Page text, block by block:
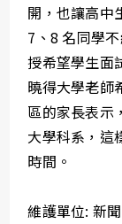
開，也讓高中
7、8 名同學
授希望學生面
曉得大學老師
區的家長表示
大學科系，這
時間。
維護單位: 新